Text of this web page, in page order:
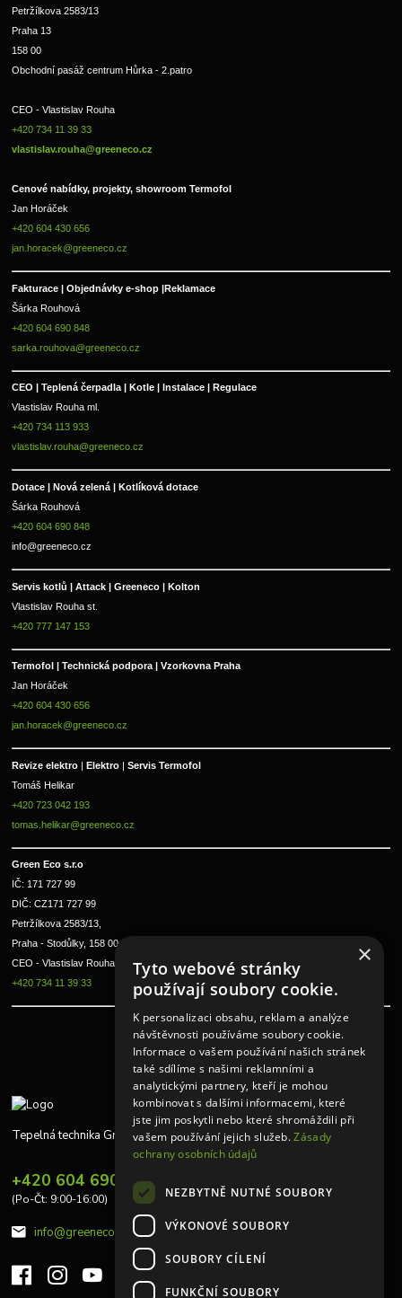
Petržílkova 2583/13
Praha 13
158 00
Obchodní pasáž centrum Hůrka - 2.patro
CEO - Vlastislav Rouha
+420 734 11 39 33
vlastislav.rouha@greeneco.cz
Cenové nabídky, projekty, showroom Termofol
Jan Horáček
+420 604 430 656
jan.horacek@greeneco.cz
Fakturace | Objednávky e-shop |Reklamace
Šárka Rouhová
+420 604 690 848
sarka.rouhova@greeneco.cz
CEO | Teplená čerpadla | Kotle | Instalace | Regulace
Vlastislav Rouha ml.
+420 734 113 933
vlastislav.rouha@greeneco.cz
Dotace | Nová zelená | Kotlíková dotace
Šárka Rouhová
+420 604 690 848
info@greeneco.cz
Servis kotlů | Attack | Greeneco | Kolton
Vlastislav Rouha st.
+420 777 147 153
Termofol | Technická podpora | Vzorkovna Praha
Jan Horáček
+420 604 430 656
jan.horacek@greeneco.cz
Revize elektro | Elektro | Servis Termofol
Tomáš Helikar
+420 723 042 193
tomas.helikar@greeneco.cz
Green Eco s.r.o
IČ: 171 727 99
DIČ: CZ171 727 99
Petržílkova 2583/13,
Praha - Stodůlky, 158 00
CEO - Vlastislav Rouha ml.
+420 734 11 39 33
Tepelná technika Greeneco
+420 604 690 848
(Po-Čt: 9:00-16:00)
info@greeneco.cz
×
Tyto webové stránky
používají soubory cookie.
K personalizaci obsahu, reklam a analýze
návštěvnosti používáme soubory cookie.
Informace o vašem používání našich stránek
také sdílíme s našimi reklamními a
analytickými partnery, kteří je mohou
kombinovat s dalšími informacemi, které
jste jim poskytli nebo které shromáždili při
vašem používání jejich služeb.Zásady
ochrany osobních údajů
NEZBYTNĚ NUTNÉ SOUBORY
VÝKONOVÉ SOUBORY
SOUBORY CÍLENÍ
FUNKČNÍ SOUBORY